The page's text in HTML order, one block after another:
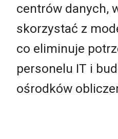
centrów danych,
skorzystać z
co eliminuje
personelu IT i
ośrodków